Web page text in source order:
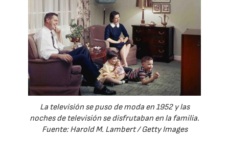
La televisión se puso de moda en 1952 y las
noches de televisión se disfrutaban en la familia.
Fuente: Harold M. Lambert / Getty Images